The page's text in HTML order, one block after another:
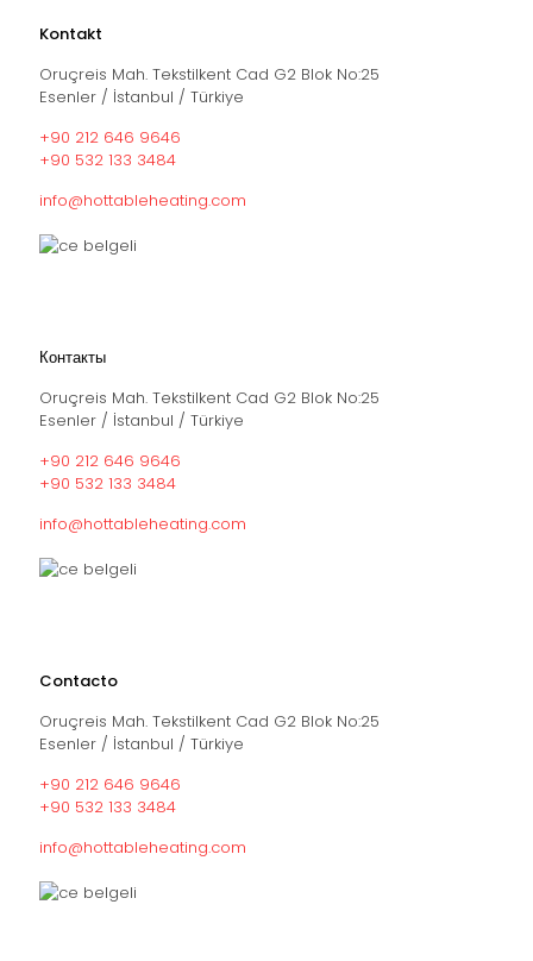
Kontakt
Oruçreis Mah. Tekstilkent Cad G2 Blok No:25
Esenler / İstanbul / Türkiye
+90 212 646 9646
+90 532 133 3484
info@hottableheating.com
Контакты
Oruçreis Mah. Tekstilkent Cad G2 Blok No:25
Esenler / İstanbul / Türkiye
+90 212 646 9646
+90 532 133 3484
info@hottableheating.com
Contacto
Oruçreis Mah. Tekstilkent Cad G2 Blok No:25
Esenler / İstanbul / Türkiye
+90 212 646 9646
+90 532 133 3484
info@hottableheating.com